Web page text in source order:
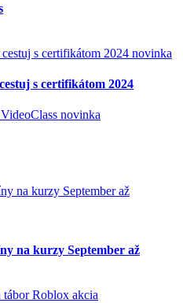
novinka
s certifikátom 2024
novinka
na kurzy September až
akcia